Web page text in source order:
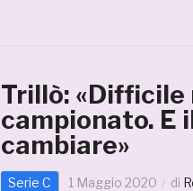
Trillò:
campionato. E
cambiare»
Serie C 1 Maggio 2020 di